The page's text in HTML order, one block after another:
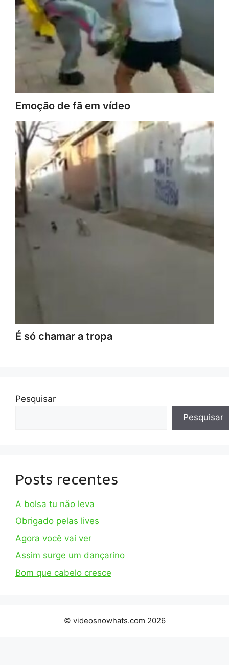
Emoção de fã em vídeo
É só chamar a tropa
Pesquisar
Pesquisar
Posts recentes
A bolsa tu não leva
Obrigado pelas lives
Agora você vai ver
Assim surge um dançarino
Bom que cabelo cresce
© videosnowhats.com 2026